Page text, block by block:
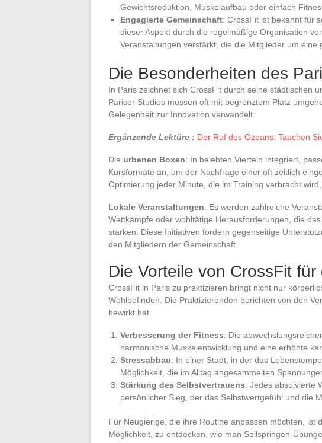
Gewichtsreduktion, Muskelaufbau oder einfach
Engagierte Gemeinschaft: CrossFit ist bekannt für
dieser Aspekt durch die regelmäßige Organisation
Veranstaltungen verstärkt, die die Mitglieder um eine
Die Besonderheiten des
In Paris zeichnet sich CrossFit durch seine städtischen
Pariser Studios müssen oft mit begrenztem Platz
Gelegenheit zur Innovation verwandelt.
Ergänzende Lektüre : Der Ruf des Ozeans: Tauchen
Die urbanen Boxen: In belebten Vierteln integriert,
Kursformate an, um der Nachfrage einer oft zeitlich
Optimierung jeder Minute, die im Training verbracht
Lokale Veranstaltungen: Es werden zahlreiche
Wettkämpfe oder wohltätige Herausforderungen, die
stärken. Diese Initiativen fördern gegenseitige
den Mitgliedern der Gemeinschaft.
Die Vorteile von CrossFit
CrossFit in Paris zu praktizieren bringt nicht nur
Wohlbefinden. Die Praktizierenden berichten von den
bewirkt hat.
Verbesserung der Fitness: Die
harmonische Muskelentwicklung und eine erhöhte
Stressabbau: In einer Stadt, in der das
Möglichkeit, die im Alltag angesammelten
Stärkung des Selbstvertrauens: Jedes absolvierte
persönlicher Sieg, der das Selbstwertgefühl und die
Für Neugierige, die ihre Routine anpassen möchten, ist
Möglichkeit, zu entdecken, wie man Seilspringen-